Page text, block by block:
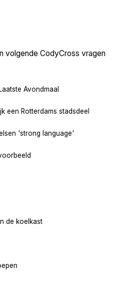
volgende CodyCross vragen
Avondmaal
een Rotterdams stadsdeel
'strong language'
de koelkast